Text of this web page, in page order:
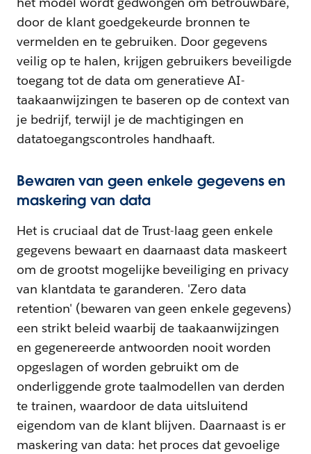
door de klant goedgekeurde bronnen te
vermelden en te gebruiken. Door gegevens
veilig op te halen, krijgen gebruikers beveiligde
toegang tot de data om generatieve AI-
taakaanwijzingen te baseren op de context van
je bedrijf, terwijl je de machtigingen en
datatoegangscontroles handhaaft.
Bewaren van geen enkele gegevens en
maskering van data
Het is cruciaal dat de Trust-laag geen enkele
gegevens bewaart en daarnaast data maskeert
om de grootst mogelijke beveiliging en privacy
van klantdata te garanderen. 'Zero data
retention' (bewaren van geen enkele gegevens)
een strikt beleid waarbij de taakaanwijzingen
en gegenereerde antwoorden nooit worden
opgeslagen of worden gebruikt om de
onderliggende grote taalmodellen van derden
te trainen, waardoor de data uitsluitend
eigendom van de klant blijven. Daarnaast is er
maskering van data: het proces dat gevoelige